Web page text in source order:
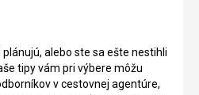
alebo ste sa ešte nestihli
tipy vám pri výbere môžu
v cestovnej agentúre,